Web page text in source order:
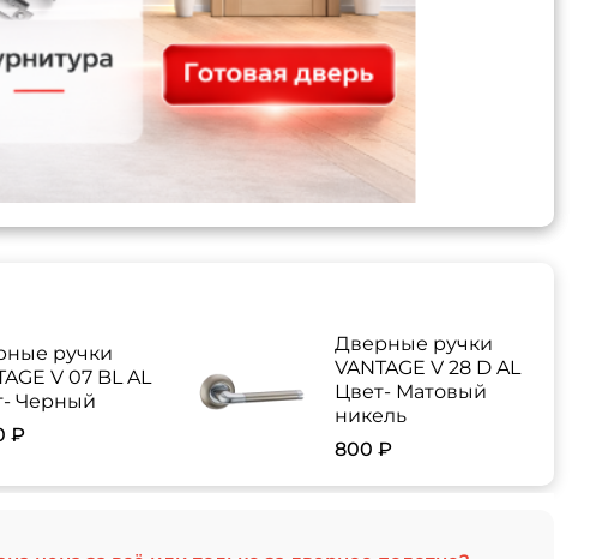
ручки
V 07 BL AL
Черный
₽
Дверные ручки
VANTAGE V 28 D AL
Цвет- Матовый
никель
800 ₽